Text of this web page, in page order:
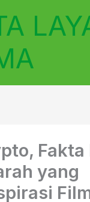
yang